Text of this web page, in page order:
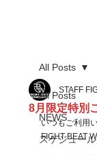
All Posts
NEWS
スケジュー
All Posts
8月限定特別
STAFF
いつもご利用
FIGHT BEAT